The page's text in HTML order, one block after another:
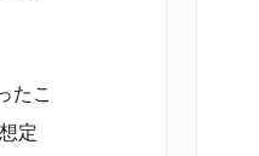
たこ
定